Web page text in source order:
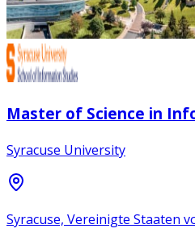
Master of Science in
Syracuse University
Syracuse, Vereinigte Staaten